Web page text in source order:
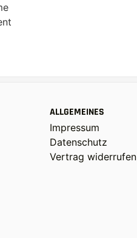
ALLGEMEINES
Impressum
Datenschutz
Vertrag widerrufen